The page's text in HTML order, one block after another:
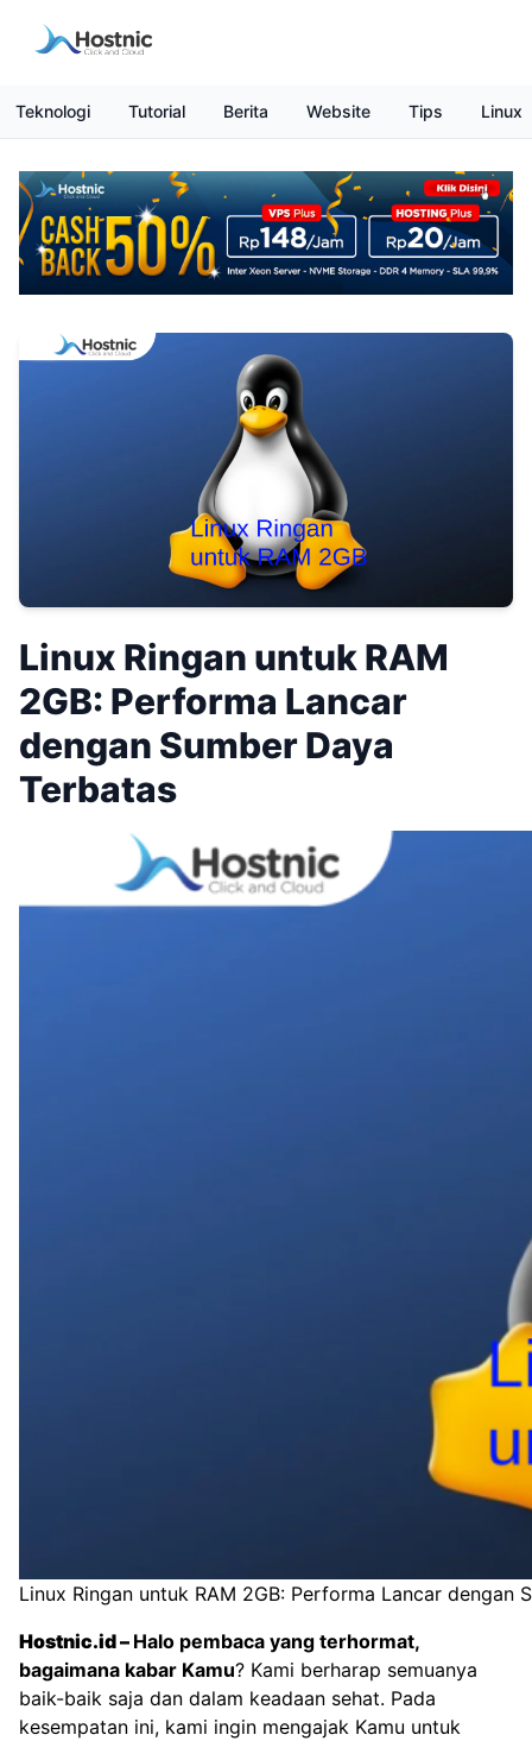
Teknologi Tutorial Berita Website Tips Linux
Linux Ringan untuk RAM
2GB: Performa Lancar
dengan Sumber Daya
Terbatas
Linux Ringan untuk RAM 2GB: Performa Lancar dengan
Hostnic.id– Halo pembaca yang terhormat,
bagaimana kabar Kamu? Kami berharap semuanya
baik-baik saja dan dalam keadaan sehat. Pada
kesempatan ini, kami ingin mengajak Kamu untuk